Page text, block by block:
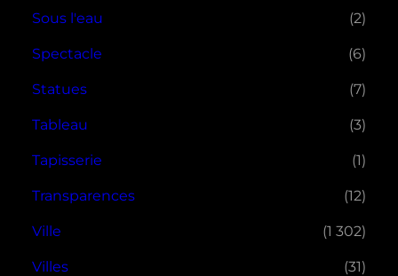
Sous l'eau (2)
Spectacle (6)
Statues (7)
Tableau (3)
Tapisserie (1)
Transparences (12)
Ville (1 302)
Villes (31)